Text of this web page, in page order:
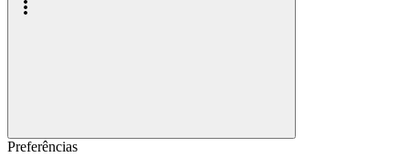
Preferências